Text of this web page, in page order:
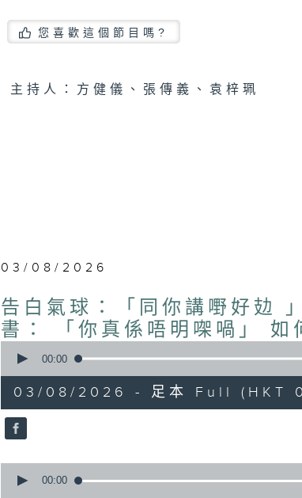
您喜歡這個節目嗎?
主持人：方健儀、張傳義、袁梓珮
03/08/2026
告白氣球：「同你講嘢好攰
書： 「你真係唔明㗎喎」 如
seconds
hour,
51
minutes,
0
90%
00:00
03/08/2026 - 足本 Full (HKT
seconds
00:00